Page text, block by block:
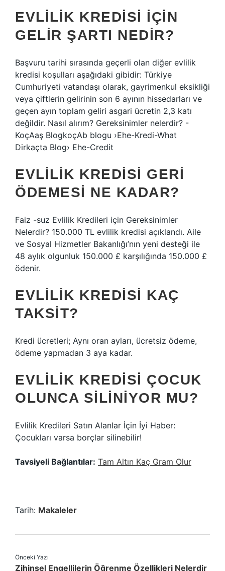
EVLILIK KREDISI IÇIN
GELIR ŞARTI NEDIR?
Başvuru tarihi sırasında geçerli olan diğer evlilik
kredisi koşulları aşağıdaki gibidir: Türkiye
Cumhuriyeti vatandaşı olarak, gayrimenkul eksikliği
veya çiftlerin gelirinin son 6 ayının hissedarları ve
geçen ayın toplam geliri asgari ücretin 2,3 katı
değildir. Nasıl alırım? Gereksinimler nelerdir? -
KoçAaş BlogkoçAb blogu ›Ehe-Kredi-What
Dirkaçta Blog› Ehe-Credit
EVLILIK KREDISI GERI
ÖDEMESI NE KADAR?
Faiz -suz Evlilik Kredileri için Gereksinimler
Nelerdir? 150.000 TL evlilik kredisi açıklandı. Aile
ve Sosyal Hizmetler Bakanlığı’nın yeni desteği ile
48 aylık olgunluk 150.000 £ karşılığında 150.000 £
ödenir.
EVLILIK KREDISI KAÇ
TAKSIT?
Kredi ücretleri; Aynı oran ayları, ücretsiz ödeme,
ödeme yapmadan 3 aya kadar.
EVLILIK KREDISI ÇOCUK
OLUNCA SILINIYOR MU?
Evlilik Kredileri Satın Alanlar İçin İyi Haber:
Çocukları varsa borçlar silinebilir!
Tavsiyeli Bağlantılar: Tam Altın Kaç Gram Olur
Tarih: Makaleler
Önceki Yazı
Zihinsel Engellilerin Öğrenme Özellikleri Nelerdir